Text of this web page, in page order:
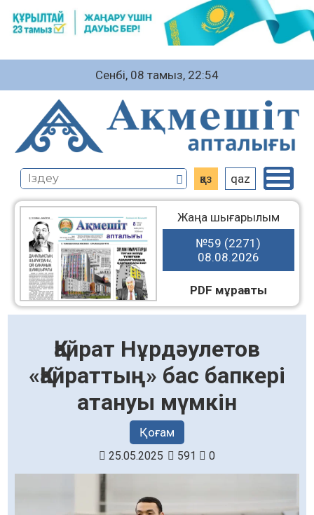
Сенбі, 08 тамыз, 22:54
қаз qaz
Жаңа шығарылым
№59 (2271)
08.08.2026
PDF мұрағаты
Қайрат Нұрдәулетов
«Қайраттың» бас бапкері
атануы мүмкін
Қоғам
25.05.2025 591 0